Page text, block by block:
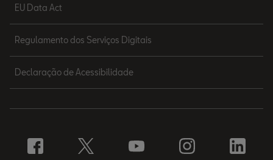
EU Data Act
Regulamento dos Serviços Digitais
Declaração de Acessibilidade